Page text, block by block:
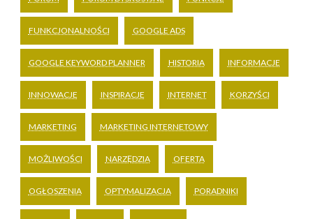
FUNKCJONALNOŚCI GOOGLE ADS
GOOGLE KEYWORD PLANNER HISTORIA INFORMACJE
INNOWACJE INSPIRACJE INTERNET KORZYŚCI
MARKETING MARKETING INTERNETOWY
MOŻLIWOŚCI NARZĘDZIA OFERTA
OGŁOSZENIA OPTYMALIZACJA PORADNIKI